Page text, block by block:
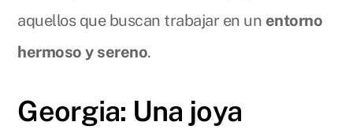
aquellos que buscan trabajar en un entorno
hermoso y sereno.
Georgia: Una joya